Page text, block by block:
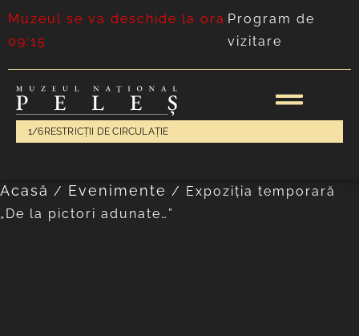
Muzeul se va deschide la ora
09:15
Program de
vizitare
1/6 RESTRICȚII DE CIRCULAȚIE
Acasă / Evenimente / Expoziția temporară
„De la pictori adunate…”